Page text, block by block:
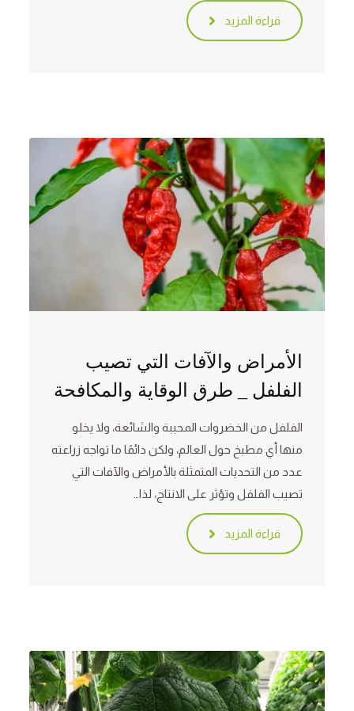
قراءة المزيد
الأمراض والآفات التي تصيب
الفلفل _ طرق الوقاية والمكافحة
الفلفل من الخضروات المحببة والشائعة، ولا يخلو
منها أي مطبخ حول العالم، ولكن دائمًا ما تواجه زراعته
عدد من التحديات المتمثلة بالأمراض والآفات التي
تصيب الفلفل وتؤثر على الانتاج، لذا…
قراءة المزيد